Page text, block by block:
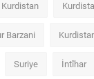
Barzani
Suriye İntîhar